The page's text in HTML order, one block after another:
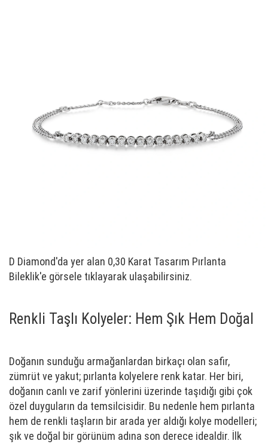
D Diamond'da yer alan 0,30 Karat Tasarım Pırlanta
Bileklik'e görsele tıklayarak ulaşabilirsiniz.
Renkli Taşlı Kolyeler: Hem Şık Hem Doğal
Doğanın sunduğu armağanlardan birkaçı olan safir,
zümrüt ve yakut; pırlanta kolyelere renk katar. Her biri,
doğanın canlı ve zarif yönlerini üzerinde taşıdığı gibi çok
özel duyguların da temsilcisidir. Bu nedenle hem pırlanta
hem de renkli taşların bir arada yer aldığı kolye modelleri;
şık ve doğal bir görünüm adına son derece idealdir. İlk